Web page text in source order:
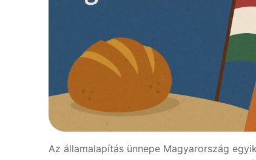
Az államalapítás ünnepe Magyarország